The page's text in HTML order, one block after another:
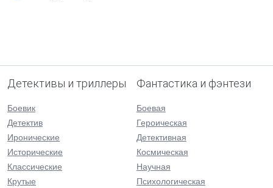
Детективы и триллеры
Боевик
Детектив
Иронические
Исторические
Классические
Крутые
Фантастика и фэнтези
Боевая
Героическая
Детективная
Космическая
Научная
Психологическая